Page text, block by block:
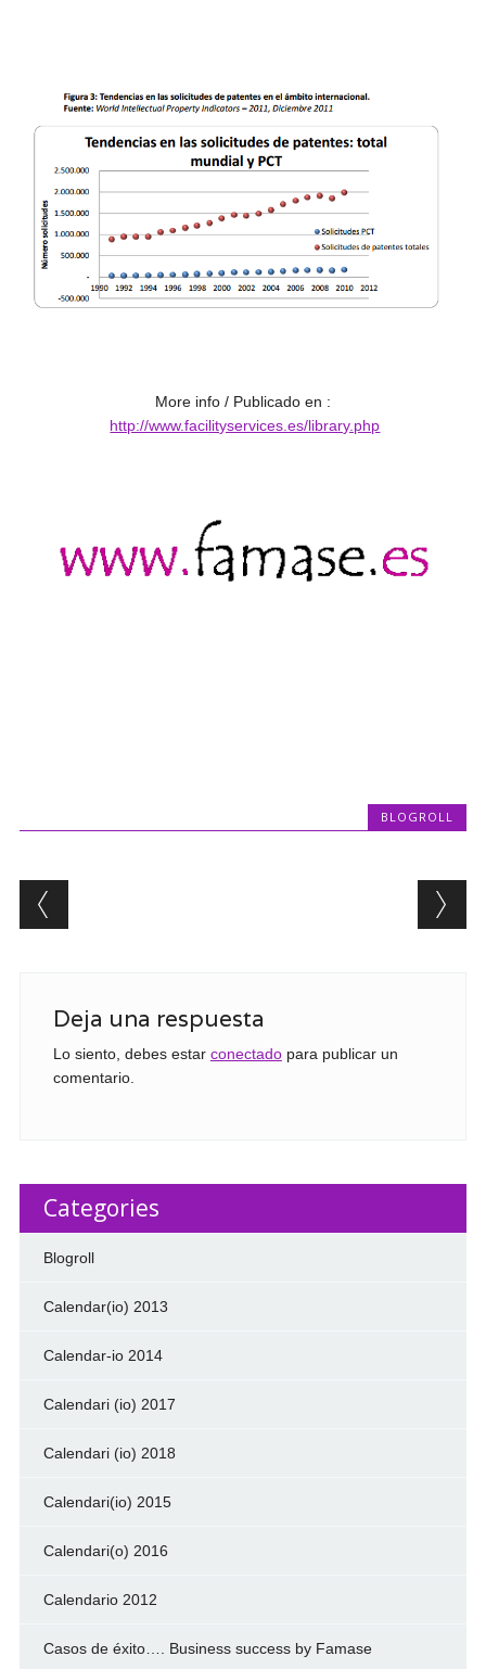
More info / Publicado en :
http://www.facilityservices.es/library.php
BLOGROLL
Post navigation
Deja una respuesta
Lo siento, debes estar conectadopara publicar un
comentario.
Categories
Blogroll
Calendar(io) 2013
Calendar-io 2014
Calendari (io) 2017
Calendari (io) 2018
Calendari(io) 2015
Calendari(o) 2016
Calendario 2012
Casos de éxito…. Business success by Famase